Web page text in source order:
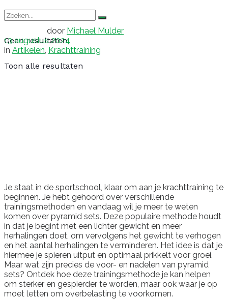
Geen resultaten
Toon alle resultaten
door Michael Mulder
13 augustus 2024
in Artikelen, Krachttraining
Je staat in de sportschool, klaar om aan je krachttraining te
beginnen. Je hebt gehoord over verschillende
trainingsmethoden en vandaag wil je meer te weten
komen over pyramid sets. Deze populaire methode houdt
in dat je begint met een lichter gewicht en meer
herhalingen doet, om vervolgens het gewicht te verhogen
en het aantal herhalingen te verminderen. Het idee is dat je
hiermee je spieren uitput en optimaal prikkelt voor groei.
Maar wat zijn precies de voor- en nadelen van pyramid
sets? Ontdek hoe deze trainingsmethode je kan helpen
om sterker en gespierder te worden, maar ook waar je op
moet letten om overbelasting te voorkomen.